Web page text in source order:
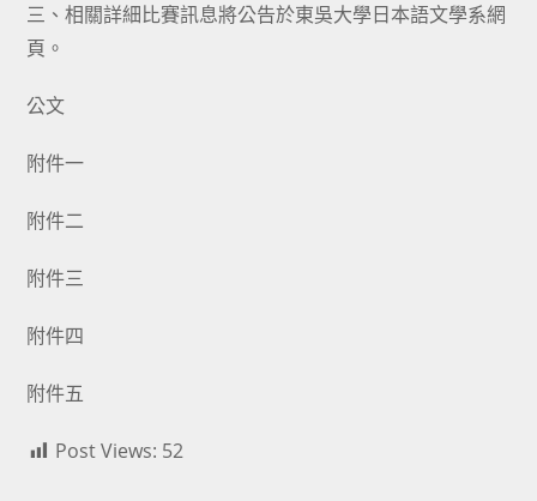
三、相關詳細比賽訊息將公告於東吳大學日本語文學系網
頁。
公文
附件一
附件二
附件三
附件四
附件五
Post Views: 52